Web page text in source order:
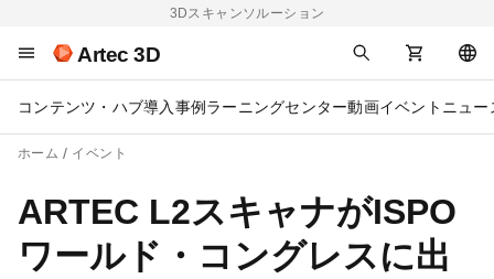
3Dスキャンソルーション
Artec 3D
コンテンツ・ハブ導入事例 ラーニングセンター動画イベント ニュー
ホーム イベント
ARTEC L2スキャナがISPO
ワールド・コングレスに出